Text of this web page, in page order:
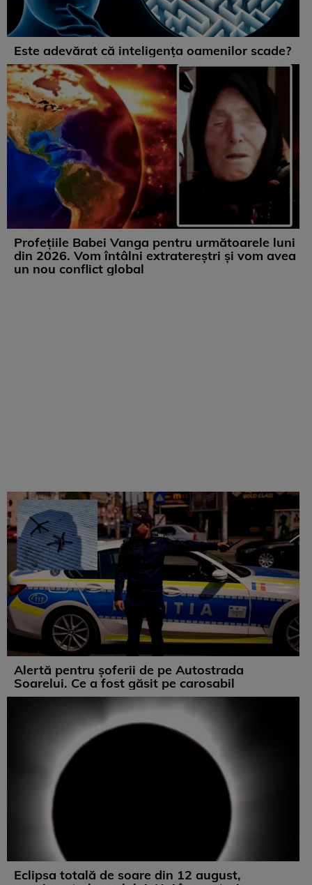
Este adevărat că inteligența oamenilor scade?
Profețiile Babei Vanga pentru următoarele luni
din 2026. Vom întâlni extratereștri și vom avea
un nou conflict global
Alertă pentru șoferii de pe Autostrada
Soarelui. Ce a fost găsit pe carosabil
Eclipsa totală de soare din 12 august,